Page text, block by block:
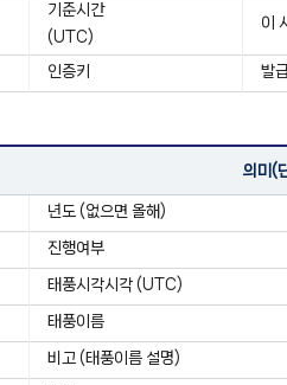
기준시간
(UTC)
이
인증키 발
의미(
년도 (없으면 올해)
진행여부
태풍시각시각 (UTC)
태풍이름
비고 (태풍이름 설명)